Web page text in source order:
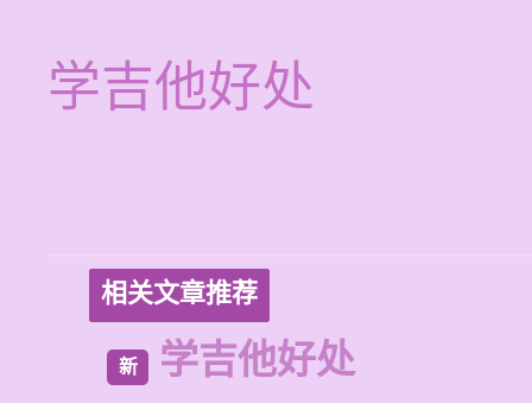
学吉他好处
相关文章推荐
新 学吉他好处